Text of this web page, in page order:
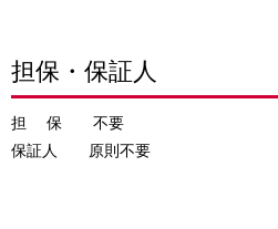
担保・保証人
担 保 不要
保証人 原則不要